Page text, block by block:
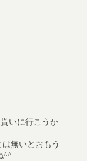
いに行こうか
無いとおもう
^^